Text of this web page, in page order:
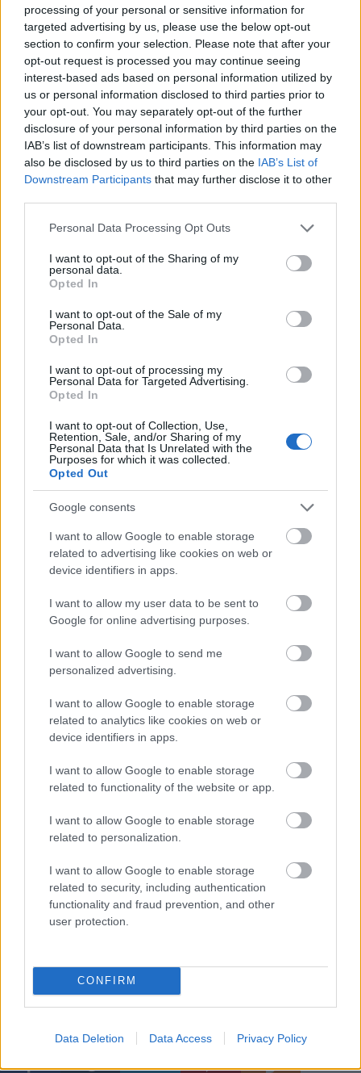
processing of your personal or sensitive information for
targeted advertising by us, please use the below opt-out
section to confirm your selection. Please note that after your
opt-out request is processed you may continue seeing
interest-based ads based on personal information utilized by
us or personal information disclosed to third parties prior to
your opt-out. You may separately opt-out of the further
disclosure of your personal information by third parties on the
IAB’s list of downstream participants. This information may
also be disclosed by us to third parties on the IAB’s List of
Downstream Participants that may further disclose it to other
Please note that this website/app uses one or more Google
not limited to your visit or usage behaviour. You may click to
grant or deny consent to Google and its third-party tags to
use your data for below specified purposes in below Google
consent section.
Personal Data Processing Opt Outs
I want to opt-out of the Sharing of my
personal data.
Opted In
I want to opt-out of the Sale of my
Personal Data.
Opted In
I want to opt-out of processing my
Personal Data for Targeted Advertising.
Opted In
I want to opt-out of Collection, Use,
Retention, Sale, and/or Sharing of my
Personal Data that Is Unrelated with the
Purposes for which it was collected.
Opted Out
Google consents
I want to allow Google to enable storage
related to advertising like cookies on web or
device identifiers in apps.
I want to allow my user data to be sent to
Google for online advertising purposes.
I want to allow Google to send me
personalized advertising.
I want to allow Google to enable storage
related to analytics like cookies on web or
device identifiers in apps.
I want to allow Google to enable storage
related to functionality of the website or app.
I want to allow Google to enable storage
related to personalization.
I want to allow Google to enable storage
related to security, including authentication
functionality and fraud prevention, and other
user protection.
CONFIRM
Data Deletion Data Access Privacy Policy
só
1 kisebb fej (kb. 40 dkg) zsenge kelkáposzta, 2-3
centis négyzetekre vágva
kg. 6-8 db friss bazsalikomlevél
1 cikk lime
3-4 ek pirított mogyoró
Az olajat közepes lángon hevítsük fel egy kb. 3 literes
meg majd 4-5 perc alatt pároljuk puhára. Egy-egy
kanál vizet adjunk hozzá, hogy gyorsabban
fokhagymát és pirítsuk 8-10 másodpercig.
Forgassuk hozzá a krumplit, öntsük rá az alaplevet
forrástól számított 12-14 perc alatt főzzük puhára.
Ne főzzük szét, könyörgöm. Amíg puhul a krumpli,
hevítsünk füstölésig. Csorgassunk rá egy
evőkanálnyi olajat, majd a káposztát 4-5 perc alatt,
nagy lángon pirítsuk meg rajta. Hagyjuk, hadd
karamellizálódjanak a levelek, attól lesz igazán
osszuk inkább kétfelé. Ha sok egyszerre a káposzta,
nem pirulni, hanem párolódni fognak a levelek.
Persze, ez sem baj, mindenki döntse el maga. Pirítás
alatt ne sózzuk, éppen csak a legvégén. A megfőtt
merőkanálnyit és a bazsalikomlevelekkel együtt
pürésítsük össze. Ha nagyon sűrű, adjunk hozzá a
forgassuk bele a káposztát is és frissen, azon
melegében tálaljuk. Lime levével, sóval, borssal
ízesítsük. Tálaláskor szórjuk meg mogyoróval és
chilipehellyel.
Facebook -on is ott vagyok!
Címkék:paradicsom főzelék bazsalikom kelkáposzta főzelék